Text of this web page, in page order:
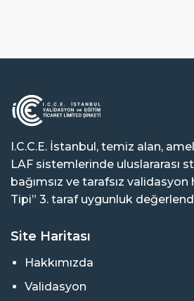
I.C.C.E. İstanbul, temiz alan,
LAF sistemlerinde uluslararası
bağımsız ve tarafsız
Tipi” 3. taraf uygunluk
Site Haritası
Hakkımızda
Validasyon